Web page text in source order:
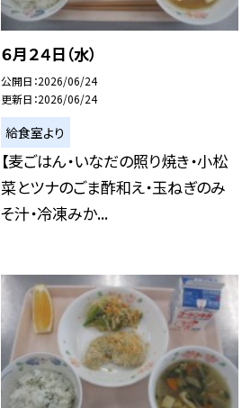
６月２４日（水）
公開日 2026/06/24
更新日 2026/06/24
給食室より
【麦ごはん・いなだの照り焼き・小松
菜とツナのごま酢和え・玉ねぎのみ
そ汁・冷凍みか...